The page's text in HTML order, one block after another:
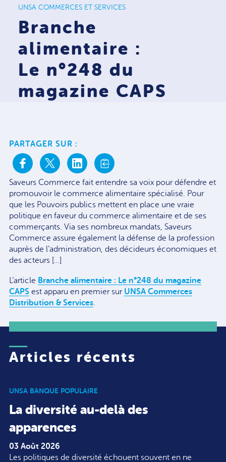
UNSA COMMERCES ET SERVICES
Branche
alimentaire :
Le n°248 du
magazine CAPS
PARTAGER SUR :
Saveurs Commerce fait entendre sa voix pour défendre et
promouvoir le commerce alimentaire spécialisé. Pour
que les Pouvoirs publics mettent en place une vraie
politique en faveur du commerce alimentaire et de ses
commerçants. Via ses nombreux mandats, Saveurs
Commerce assure également la défense de la profession
auprès de l’administration, des décideurs économiques et
des acteurs […]
L’article Branche alimentaire : Le n°248 du magazine
CAPS est apparu en premier sur UNSA Commerces
Distribution & Services.
Articles récents
UNSA BANQUE POPULAIRE
La diversité au-delà des
apparences
03 Août 2026
Les politiques de diversité échouent souvent en ne